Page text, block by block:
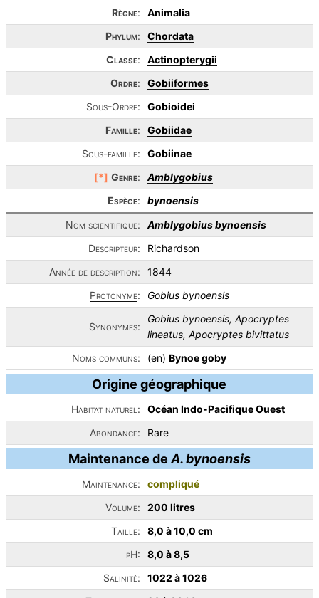
Règne:
Animalia
Phylum:
Chordata
Classe:
Actinopterygii
Ordre:
Gobiiformes
Sous-Ordre:
Gobioidei
Famille:
Gobiidae
Sous-famille:
Gobiinae
[*] Genre:
Amblygobius
Espèce:
bynoensis
Nom scientifique:
Amblygobius bynoensis
Descripteur:
Richardson
Année de description:
1844
Protonyme: Gobius bynoensis
Synonymes:
Gobius bynoensis, Apocryptes
lineatus, Apocryptes bivittatus
Noms communs:
(en) Bynoe goby
Origine géographique
Habitat naturel:
Océan Indo-Pacifique Ouest
Abondance:
Rare
Maintenance de A. bynoensis
Maintenance:
compliqué
Volume:
200 litres
Taille:
8,0 à 10,0 cm
pH:
8,0 à 8,5
Salinité:
1022 à 1026